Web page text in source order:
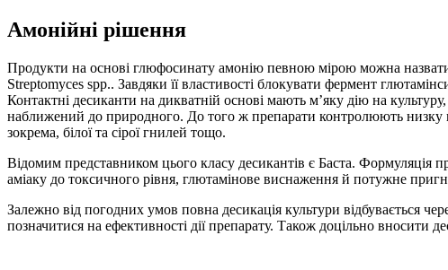
Амонійні рішення
Продукти на основі глюфосинату амонію певною мірою можна
Streptomyces spp.. Завдяки її властивості блокувати фермент
Контактні десиканти на дикватній основі мають м’яку дію на
наближений до природного. До того ж препарати контролюють низку
зокрема, білої та сірої гнилей тощо.
Відомим представником цього класу десикантів є Баста. Формуляція
аміаку до токсичного рівня, глютамінове виснаження й потужне
Залежно від погодних умов повна десикація культури відбувається
позначитися на ефективності дії препарату. Також доцільно